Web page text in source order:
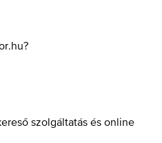
szolgáltatás és online